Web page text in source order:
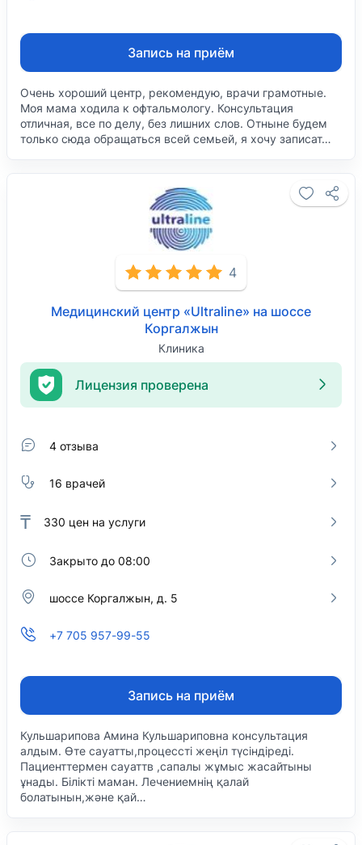
Запись на приём
Очень хороший центр, рекомендую, врачи грамотные.
Моя мама ходила к офтальмологу. Консультация
отличная, все по делу, без лишних слов. Отныне будем
только сюда обращаться всей семьей, я хочу записат…
4
Медицинский центр «Ultraline» на шоссе
Коргалжын
Клиника
Лицензия проверена
4 отзыва
16 врачей
₸ 330 цен на услуги
Закрыто до 08:00
шоссе Коргалжын, д. 5
+7 705 957-99-55
Запись на приём
Кульшарипова Амина Кульшариповна консультация
алдым. Өте сауатты,процессті жеңіл түсіндіреді.
Пациенттермен сауаттв ,сапалы жұмыс жасайтыны
ұнады. Білікті маман. Лечениемнің қалай
болатынын,және қай…